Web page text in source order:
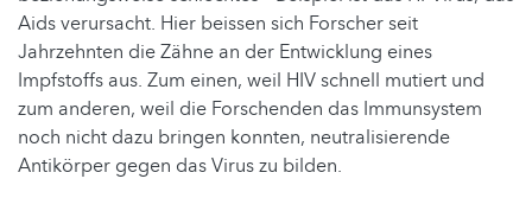
Aids verursacht. Hier beissen sich Forscher seit
Jahrzehnten die Zähne an der Entwicklung eines
Impfstoffs aus. Zum einen, weil HIV schnell mutiert und
zum anderen, weil die Forschenden das Immunsystem
noch nicht dazu bringen konnten, neutralisierende
Antikörper gegen das Virus zu bilden.